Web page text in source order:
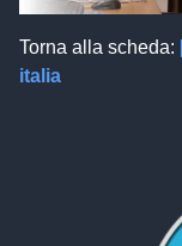
Torna alla scheda:
italia